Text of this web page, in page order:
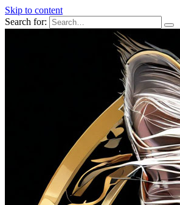
Skip to content
Search for: